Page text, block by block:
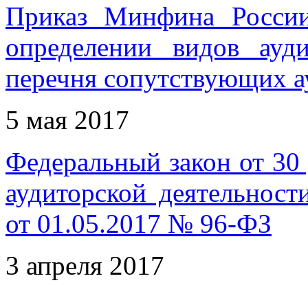
Приказ Минфина
определении видов
перечня сопутствующих
5 мая 2017
Федеральный закон от
аудиторской
от 01.05.2017 № 96-ФЗ
3 апреля 2017